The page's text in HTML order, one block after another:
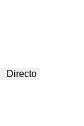
Directo